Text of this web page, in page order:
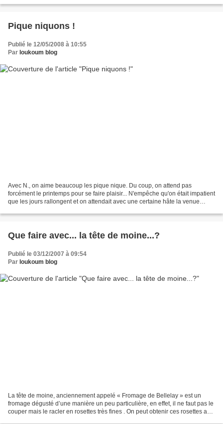
Pique niquons !
Publié le 12/05/2008 à 10:55
Par loukoum blog
Avec N., on aime beaucoup les pique nique. Du coup, on attend pas
forcément le printemps pour se faire plaisir... N'empêche qu'on était impatient
que les jours rallongent et on attendait avec une certaine hâte la venue
Que faire avec... la tête de moine...?
Publié le 03/12/2007 à 09:54
Par loukoum blog
La tête de moine, anciennement appelé « Fromage de Bellelay » est un
fromage dégusté d’une manière un peu particulière, en effet, il ne faut pas le
couper mais le racler en rosettes très fines . On peut obtenir ces rosettes au